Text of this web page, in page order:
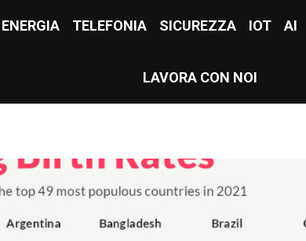
ENERGIA TELEFONIA SICUREZZA IOT AI
LAVORA CON NOI
ENERGIA TELEFONIA SICUREZZA IOT AI
LAVORA CON NOI